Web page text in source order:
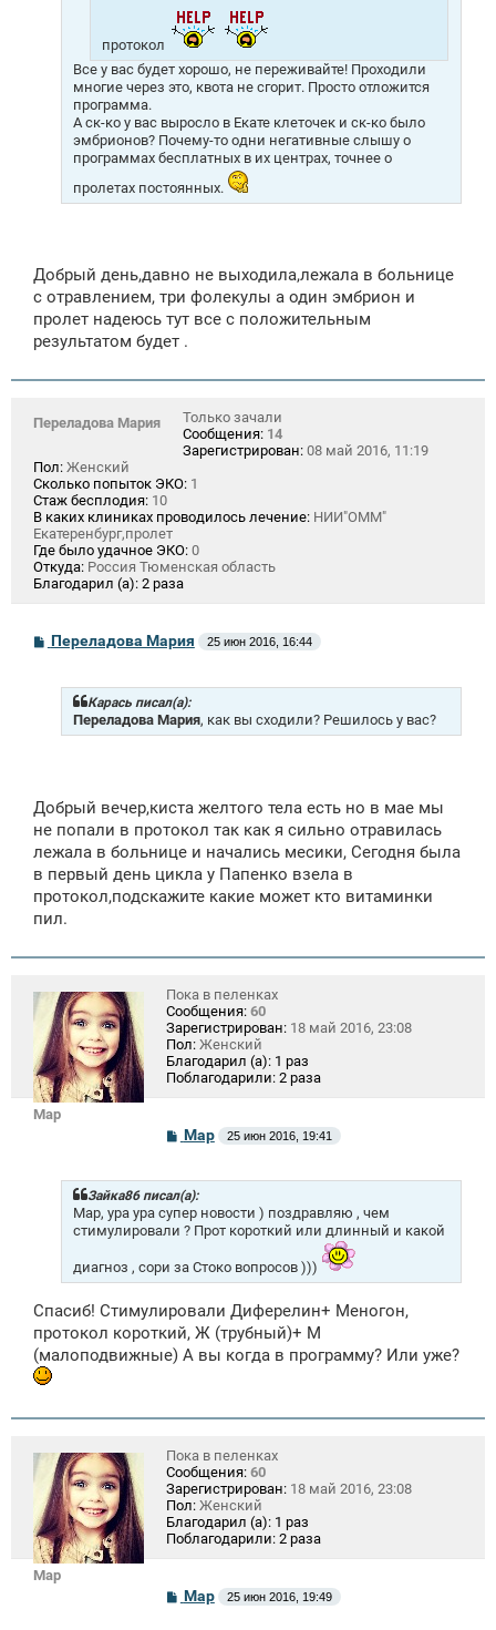
протокол
Все у вас будет хорошо, не переживайте! Проходили
многие через это, квота не сгорит. Просто отложится
программа.
А ск-ко у вас выросло в Екате клеточек и ск-ко было
эмбрионов? Почему-то одни негативные слышу о
программах бесплатных в их центрах, точнее о
пролетах постоянных.
Добрый день,давно не выходила,лежала в больнице
с отравлением, три фолекулы а один эмбрион и
пролет надеюсь тут все с положительным
результатом будет .
Переладова Мария
Только зачали
Сообщения: 14
Зарегистрирован: 08 май 2016, 11:19
Пол: Женский
Сколько попыток ЭКО: 1
Стаж бесплодия: 10
В каких клиниках проводилось лечение: НИИ"ОММ"
Екатеренбург,пролет
Где было удачное ЭКО: 0
Откуда: Россия Тюменская область
Благодарил (а): 2 раза
СПереладова Мария 25 июн 2016, 16:44
Карась писал(а):
Переладова Мария, как вы сходили? Решилось у вас?
Добрый вечер,киста желтого тела есть но в мае мы
не попали в протокол так как я сильно отравилась
лежала в больнице и начались месики, Сегодня была
в первый день цикла у Папенко взела в
протокол,подскажите какие может кто витаминки
пил.
Mар
Пока в пеленках
Сообщения: 60
Зарегистрирован: 18 май 2016, 23:08
Пол: Женский
Благодарил (а): 1 раз
Поблагодарили: 2 раза
С
о
б
щ
е
н
и
Mар 25 июн 2016, 19:41
Зайка86 писал(а):
Мар, ура ура супер новости ) поздравляю , чем
стимулировали ? Прот короткий или длинный и какой
диагноз , сори за Стоко вопросов )))
Спасиб! Стимулировали Диферелин+ Меногон,
протокол короткий, Ж (трубный)+ М
(малоподвижные) А вы когда в программу? Или уже?
Mар
Пока в пеленках
Сообщения: 60
Зарегистрирован: 18 май 2016, 23:08
Пол: Женский
Благодарил (а): 1 раз
Поблагодарили: 2 раза
С
о
Mар 25 июн 2016, 19:49